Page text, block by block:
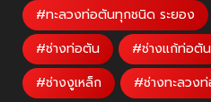
#ทะลวงท่อตันทุกชนิด ระยอง
#ช่างท่อตัน
#ช่างแก้ท่อตัน
#ช่างงูเหล็ก
#ช่างทะลวง